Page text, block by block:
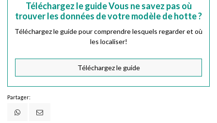
Téléchargez le guide Vous ne savez pas où
trouver les données de votre modèle de hotte ?
Téléchargez le guide pour comprendre lesquels regarder et où
les localiser!
Téléchargez le guide
Partager: